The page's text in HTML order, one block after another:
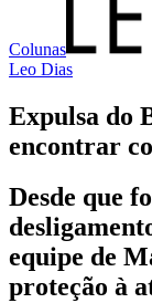
Colunas
Leo Dias
Expulsa do
encontrar
Desde que
equipe de
proteção à